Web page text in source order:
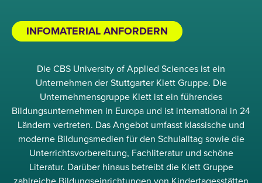
INFOMATERIAL ANFORDERN
Die CBS University of Applied Sciences ist ein
Unternehmen der Stuttgarter Klett Gruppe. Die
Unternehmensgruppe Klett ist ein führendes
Bildungsunternehmen in Europa und ist international in 24
Ländern vertreten. Das Angebot umfasst klassische und
moderne Bildungsmedien für den Schulalltag sowie die
Unterrichtsvorbereitung, Fachliteratur und schöne
Literatur. Darüber hinaus betreibt die Klett Gruppe